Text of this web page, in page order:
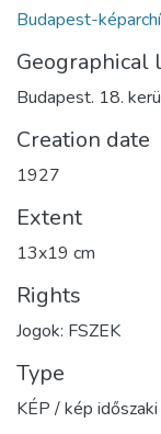
Budapest-
Geographical
Budapest. 18.
Creation date
1927
Extent
13x19 cm
Rights
Jogok: FSZEK
Type
KÉP / kép